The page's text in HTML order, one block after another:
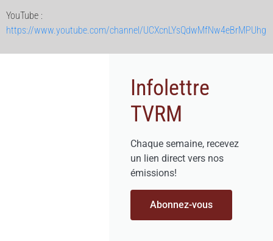
YouTube :
https://www.youtube.com/channel/UCXcnLYsQdwMfNw4eBrMPUhg
Infolettre
TVRM
Chaque semaine, recevez
un lien direct vers nos
émissions!
Abonnez-vous